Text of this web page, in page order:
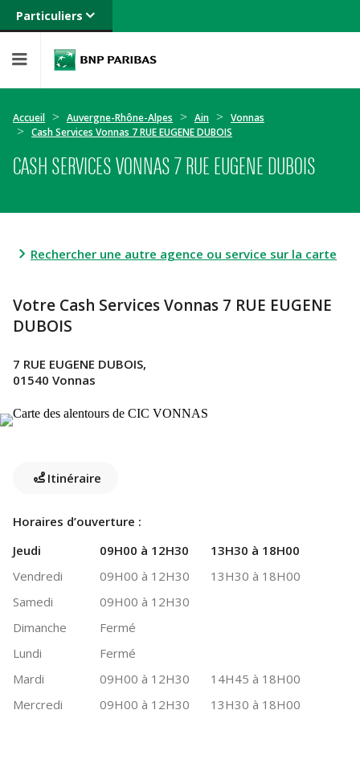
Particuliers
Banque privée
Entreprises
Accueil Auvergne-Rhône-Alpes Ain
Vonnas
Cash Services Vonnas 7 RUE EUGENE DUBOIS
CASH SERVICES VONNAS 7 RUE EUGENE DUBOIS
Rechercher une autre agence ou service sur la carte
Votre Cash Services Vonnas 7 RUE EUGENE
DUBOIS
7 RUE EUGENE DUBOIS,
01540 Vonnas
Itinéraire
Horaires d’ouverture :
Jeudi
09H00 à 12H30
13H30 à 18H00
Vendredi
09H00 à 12H30
13H30 à 18H00
Samedi
09H00 à 12H30
Dimanche
Fermé
Lundi
Fermé
Mardi
09H00 à 12H30
14H45 à 18H00
Mercredi
09H00 à 12H30 13H30 à 18H00